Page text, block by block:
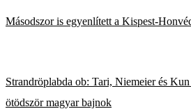
Másodszor is egyenlített a Kispest-
Strandröplabda ob: Tari, Niemeier és
ötödször magyar bajnok